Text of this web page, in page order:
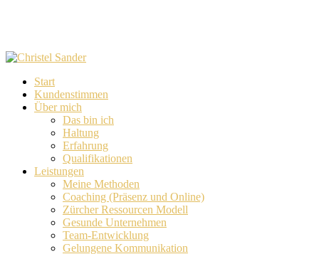
content
Menu
Start
Kundenstimmen
Über mich
Das bin ich
Haltung
Erfahrung
Qualifikationen
Leistungen
Meine Methoden
Coaching (Präsenz und Online)
Zürcher Ressourcen Modell
Gesunde Unternehmen
Team-Entwicklung
Gelungene Kommunikation